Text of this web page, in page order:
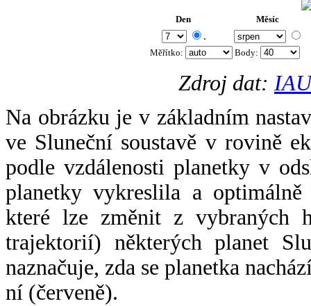
Den Měsíc
.
Měřítko: Body:
Zdroj dat:
Na obrázku je v základním
ve Sluneční soustavě v rovině
podle vzdálenosti planetky v
planetky vykreslila a
které lze změnit z vybraných
trajektorií) některých planet
naznačuje, zda se planetka
ní (červeně).